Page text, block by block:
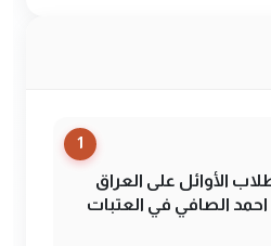
1
الأوائل على العراق
الصافي في العتبات